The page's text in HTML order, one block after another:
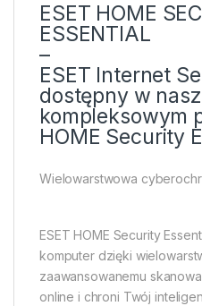
ESET HOME
ESSENTIAL
–
ESET Internet
dostępny w
kompleksowym
HOME Security
Wielowarstwowa
ESET HOME Security
komputer dzięki
zaawansowanemu
online i chroni Twój